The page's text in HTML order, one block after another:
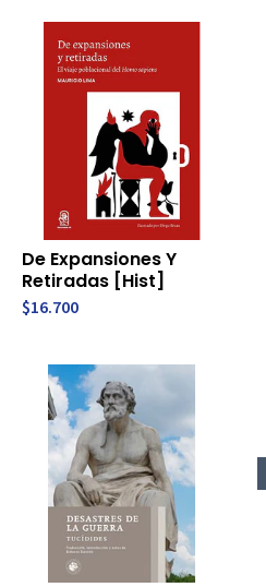
De Expansiones Y
Retiradas [Hist]
$16.700